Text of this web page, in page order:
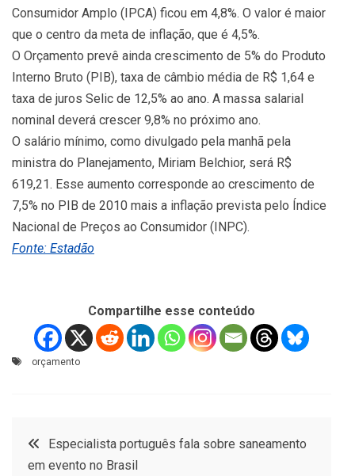
Consumidor Amplo (IPCA) ficou em 4,8%. O valor é maior
que o centro da meta de inflação, que é 4,5%.
O Orçamento prevê ainda crescimento de 5% do Produto
Interno Bruto (PIB), taxa de câmbio média de R$ 1,64 e
taxa de juros Selic de 12,5% ao ano. A massa salarial
nominal deverá crescer 9,8% no próximo ano.
O salário mínimo, como divulgado pela manhã pela
ministra do Planejamento, Miriam Belchior, será R$
619,21. Esse aumento corresponde ao crescimento de
7,5% no PIB de 2010 mais a inflação prevista pelo Índice
Nacional de Preços ao Consumidor (INPC).
Fonte: Estadão
Compartilhe esse conteúdo
orçamento
Navegação
Especialista português fala sobre saneamento
em evento no Brasil